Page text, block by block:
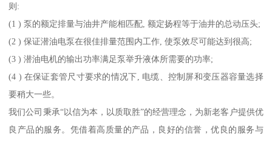
则:
(1 ) 泵的额定排量与油井产能相匹配, 额定扬程等于油井的总动压头;
(2 ) 保证潜油电泵在很佳排量范围内工作, 使泵效尽可能达到很高;
(3 ) 潜油电机的输出功率满足泵举升液体所需要的功率;
(4 ) 在保证套管尺寸要求的情况下, 电缆、控制屏和变压器容量选择
要稍大一些。
我们公司秉承“以信为本，以质取胜”的经营理念，为新老客户提供优
良产品的服务。凭借着高质量的产品，良好的信誉，优良的服务与